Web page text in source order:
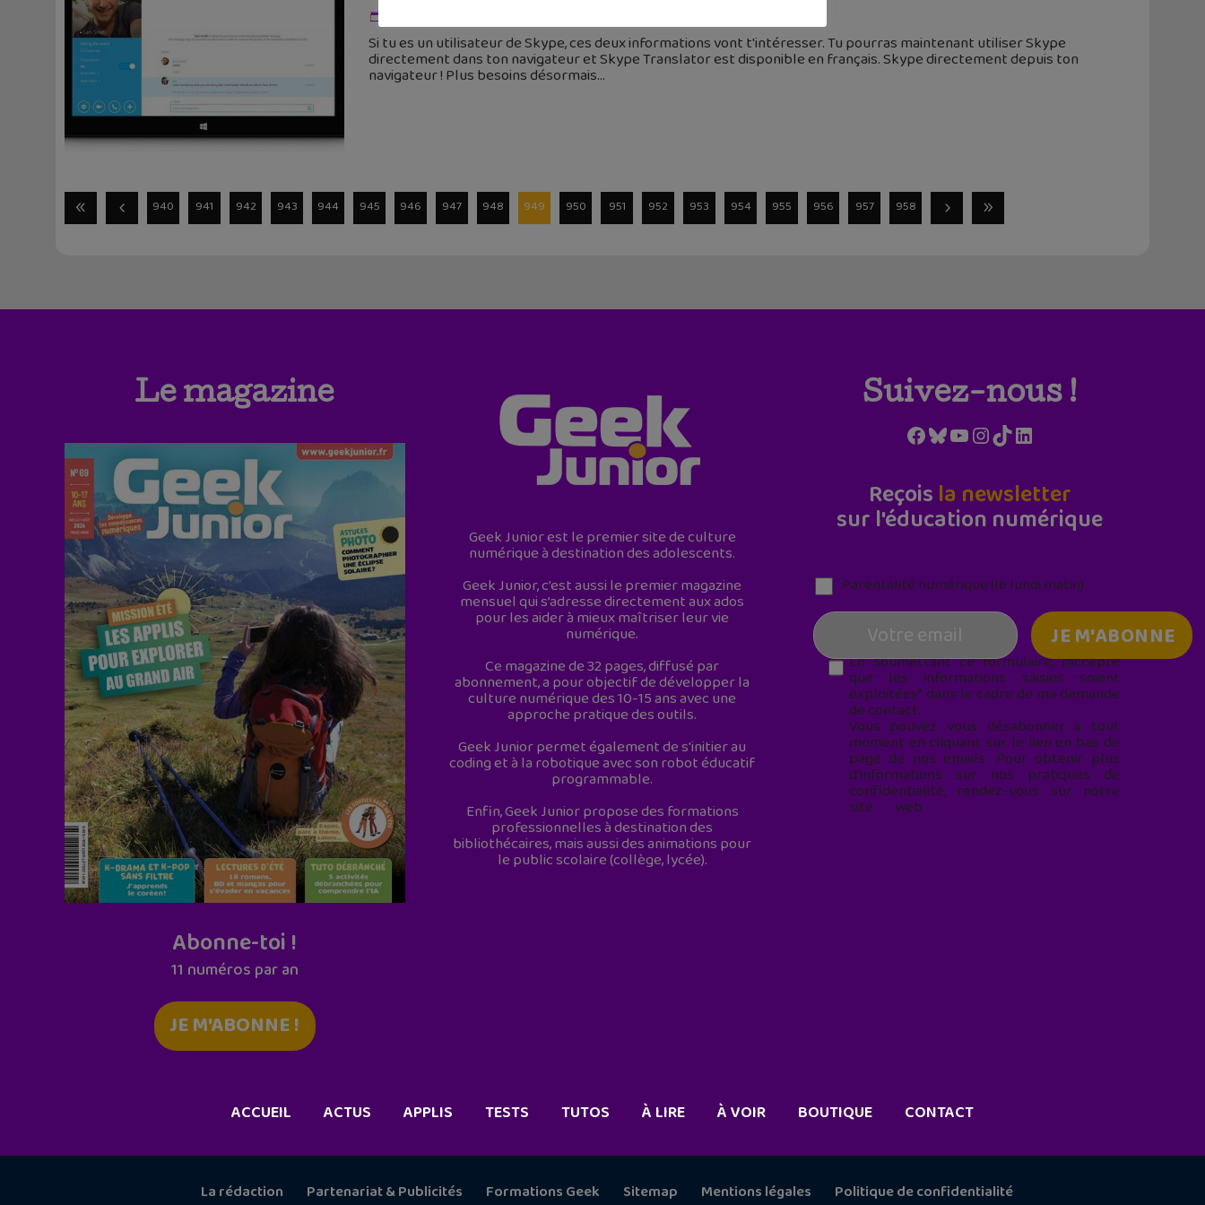
Si tu es un utilisateur de Skype, ces deux informations vont t'intéresser. Tu pourras maintenant utiliser Skype
directement dans ton navigateur et Skype Translator est disponible en français. Skype directement depuis ton
navigateur ! Plus besoins désormais
940 941 942 943 944 945 946 947 948 949 950 951 952 953 954 955 956 957 958
Le magazine
Abonne-toi !
11 numéros par an
JE M'ABONNE !
Geek Junior est le premier site de culture
numérique à destination des adolescents.
Geek Junior, c’est aussi le premier magazine
mensuel qui s’adresse directement aux ados
pour les aider à mieux maîtriser leur vie
numérique.
Ce magazine de 32 pages, diffusé par
abonnement, a pour objectif de développer la
culture numérique des 10-15 ans avec une
approche pratique des outils.
Geek Junior permet également de s'initier au
coding et à la robotique avec son robot éducatif
programmable.
Enfin, Geek Junior propose des formations
professionnelles à destination des
bibliothécaires, mais aussi des animations pour
le public scolaire (collège, lycée).
Suivez-nous !
Facebook
Bluesky
YouTube
Instagram
TikTokLinkedIn
Reçois la newsletter
sur l'éducation numérique
Parentalité numérique (le lundi matin)
En soumettant ce formulaire, j’accepte
que les informations saisies soient
exploitées* dans le cadre de ma demande
de contact.
Vous pouvez vous désabonner à tout
moment en cliquant sur le lien en bas de
page de nos emails. Pour obtenir plus
d'informations sur nos pratiques de
confidentialité, rendez-vous sur notre
site web
ACCUEIL ACTUS APPLIS TESTS TUTOS À LIRE À VOIR BOUTIQUE CONTACT
La rédaction Partenariat & Publicités Formations Geek Sitemap Mentions légales Politique de confidentialité